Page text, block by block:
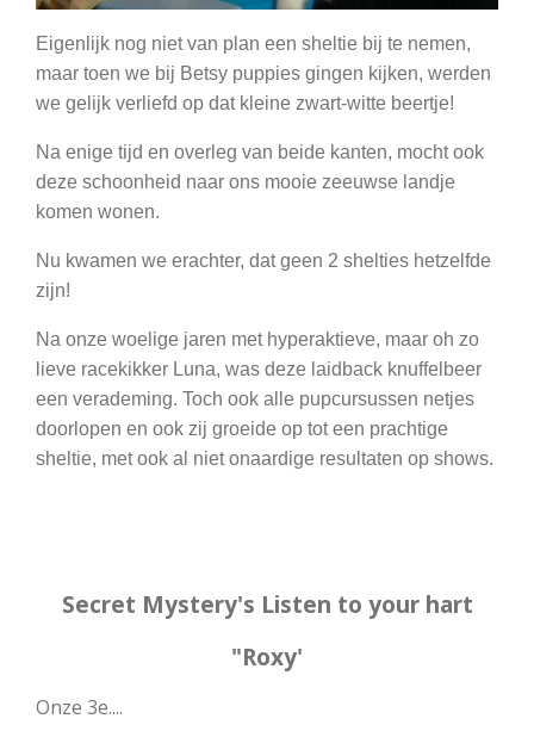
Eigenlijk nog niet van plan een sheltie bij te nemen,
maar toen we bij Betsy puppies gingen kijken, werden
we gelijk verliefd op dat kleine zwart-witte beertje!
Na enige tijd en overleg van beide kanten, mocht ook
deze schoonheid naar ons mooie zeeuwse landje
komen wonen.
Nu kwamen we erachter, dat geen 2 shelties hetzelfde
zijn!
Na onze woelige jaren met hyperaktieve, maar oh zo
lieve racekikker Luna, was deze laidback knuffelbeer
een verademing. Toch ook alle pupcursussen netjes
doorlopen en ook zij groeide op tot een prachtige
sheltie, met ook al niet onaardige resultaten op shows.
Secret Mystery's Listen to your hart
"Roxy'
Onze 3e....